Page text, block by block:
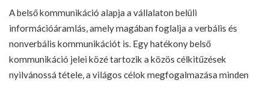
A belső kommunikáció alapja a vállalaton belüli
információáramlás, amely magában foglalja a verbális és
nonverbális kommunikációt is. Egy hatékony belső
kommunikáció jelei közé tartozik a közös célkitűzések
nyilvánossá tétele, a világos célok megfogalmazása minden